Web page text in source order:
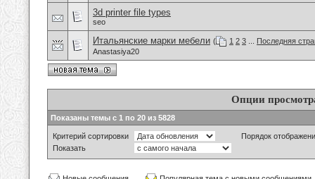
3d printer file types
seo
Итальянские марки мебели ( 1 2 3
Последняя
Anastasiya20
Опции
Показаны темы с 1 по 20 из 5828
Критерий сортировки
Порядок
Показать